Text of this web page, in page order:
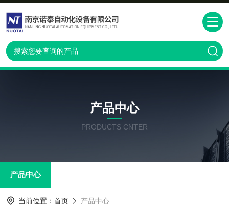
产品中心
PRODUCTS CNTER
产品中心
当前位置： 首页 产品中心